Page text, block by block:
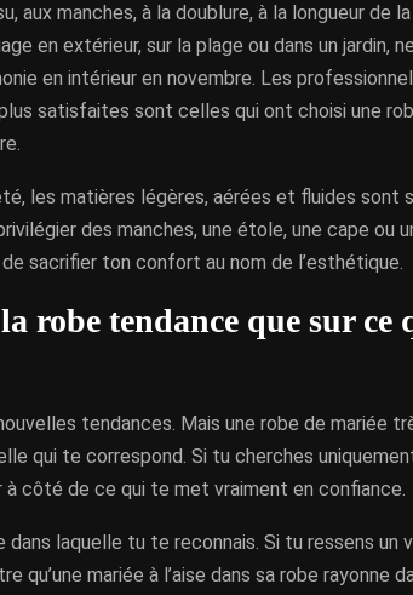
aux manches, à la doublure, à la longueur de
en extérieur, sur la plage ou dans un jardin,
en intérieur en novembre. Les
satisfaites sont celles qui ont choisi une
les matières légères, aérées et fluides sont
des manches, une étole, une cape ou
sacrifier ton confort au nom de l’esthétique.
robe tendance que sur ce
tendances. Mais une robe de mariée
qui te correspond. Si tu cherches
à côté de ce qui te met vraiment en confiance.
laquelle tu te reconnais. Si tu ressens un
qu’une mariée à l’aise dans sa robe rayonne